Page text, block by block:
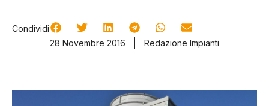
Condividi
28 Novembre 2016
Redazione Impianti